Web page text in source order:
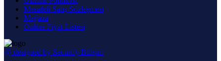
Mesafeli Satış Sözleşmesi
Mağaza
Online Fiyat Listesi
@ designed by Securify Bilişim